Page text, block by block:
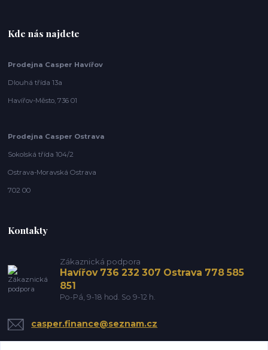
Kde nás najdete
Prodejna Casper Havířov
Dlouhá třída 13a
Havířov-Město, 736 01
Prodejna Casper Ostrava
Sokolská třída 104/2
Ostrava-Moravská Ostrava
702 00
Kontakty
Zákaznická podpora
Havířov 736 232 307 Ostrava 778 585
851
Po-Pá, 9-18 hod. So 9-12 h.
casper.finance@seznam.cz